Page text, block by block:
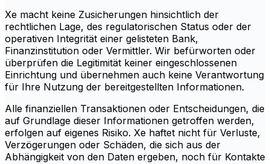
Xe macht keine Zusicherungen hinsichtlich der
rechtlichen Lage, des regulatorischen Status oder der
operativen Integrität einer gelisteten Bank,
Finanzinstitution oder Vermittler. Wir befürworten oder
überprüfen die Legitimität keiner eingeschlossenen
Einrichtung und übernehmen auch keine Verantwortung
für Ihre Nutzung der bereitgestellten Informationen.
Alle finanziellen Transaktionen oder Entscheidungen, die
auf Grundlage dieser Informationen getroffen werden,
erfolgen auf eigenes Risiko. Xe haftet nicht für Verluste,
Verzögerungen oder Schäden, die sich aus der
Abhängigkeit von den Daten ergeben, noch für Kontakte